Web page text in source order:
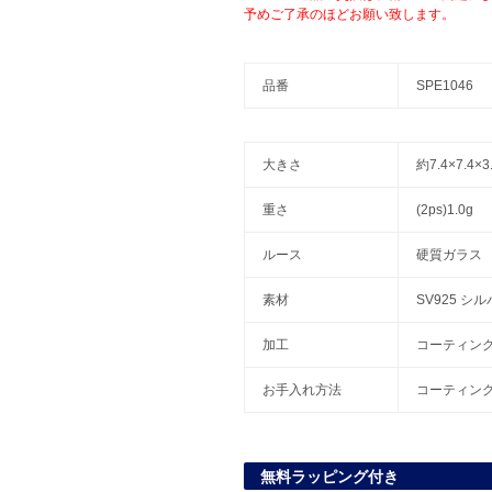
予めご了承のほどお願い致します。
品番 SPE1046
大きさ 約
重さ (2ps)1.0g
ルース 硬質ガラス
素材 SV925 シル
加工 コーティン
お手入れ方法 コーティン
無料ラッピング付き